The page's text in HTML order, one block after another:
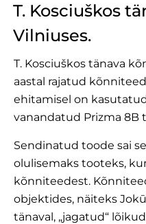
T. Kosciuškos
Vilniuses.
T. Kosciuškos tänava
aastal rajatud
ehitamisel on
vanandatud Prizma 8B
Sendinatud toode sai
olulisemaks tooteks,
kõnniteedest.
objektides, näiteks
tänaval, „jagatud“